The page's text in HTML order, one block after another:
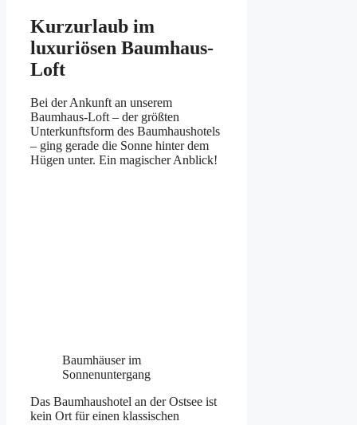
Kurzurlaub im
luxuriösen Baumhaus-
Loft
Bei der Ankunft an unserem
Baumhaus-Loft – der größten
Unterkunftsform des Baumhaushotels
– ging gerade die Sonne hinter dem
Hügen unter. Ein magischer Anblick!
Baumhäuser im
Sonnenuntergang
Das Baumhaushotel an der Ostsee ist
kein Ort für einen klassischen